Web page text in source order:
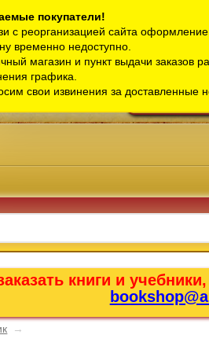
Телефон
Телефон
Работаем
книги и
→
покупатели!
с реорганизацией сайта оформление
временно недоступно.
магазин и пункт выдачи заказов
графика.
свои извинения за доставленные